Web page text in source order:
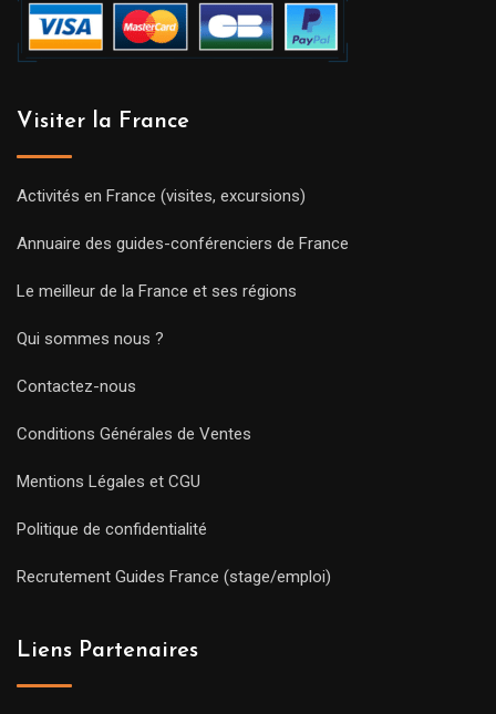
Visiter la France
Activités en France (visites, excursions)
Annuaire des guides-conférenciers de France
Le meilleur de la France et ses régions
Qui sommes nous ?
Contactez-nous
Conditions Générales de Ventes
Mentions Légales et CGU
Politique de confidentialité
Recrutement Guides France (stage/emploi)
Liens Partenaires